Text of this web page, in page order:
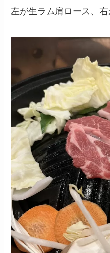
左が生ラム肩ロース、右